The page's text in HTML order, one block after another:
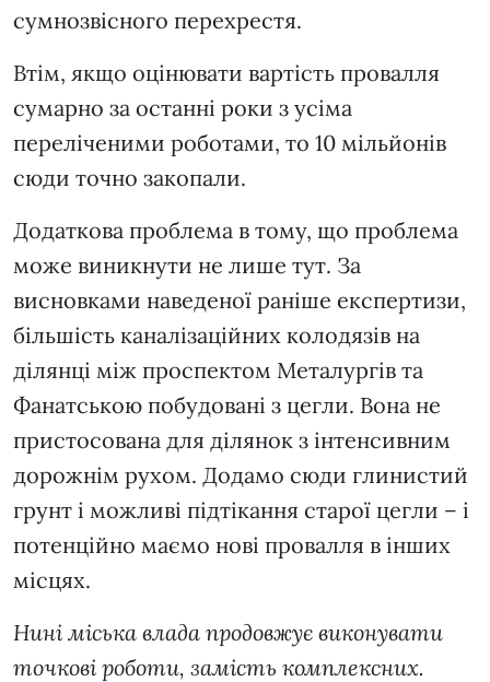
сумнозвісного перехрестя.
Втім, якщо оцінювати вартість провалля
сумарно за останні роки з усіма
переліченими роботами, то 10 мільйонів
сюди точно закопали.
Додаткова проблема в тому, що проблема
може виникнути не лише тут. За
висновками наведеної раніше експертизи,
більшість каналізаційних колодязів на
ділянці між проспектом Металургів та
Фанатською побудовані з цегли. Вона не
пристосована для ділянок з інтенсивним
дорожнім рухом. Додамо сюди глинистий
грунт і можливі підтікання старої цегли – і
потенційно маємо нові провалля в інших
місцях.
Нині міська влада продовжує виконувати
точкові роботи, замість комплексних.